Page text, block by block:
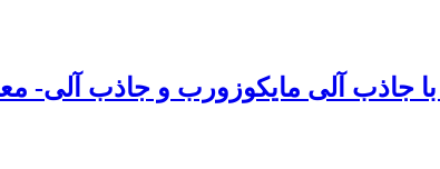
جاذب آلی مایکوزورب و جاذب آلی-